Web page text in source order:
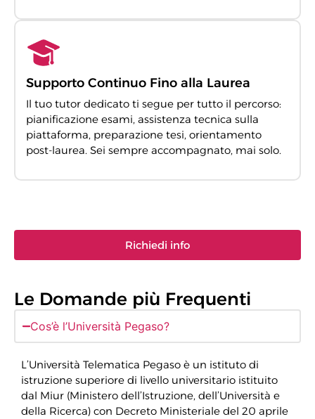
Supporto Continuo Fino alla Laurea
Il tuo tutor dedicato ti segue per tutto il percorso:
pianificazione esami, assistenza tecnica sulla
piattaforma, preparazione tesi, orientamento
post-laurea. Sei sempre accompagnato, mai solo.
Richiedi info
Le Domande più Frequenti
Cos’è l’Università Pegaso?
L’Università Telematica Pegaso è un istituto di
istruzione superiore di livello universitario istituito
dal Miur (Ministero dell’Istruzione, dell’Università e
della Ricerca) con Decreto Ministeriale del 20 aprile